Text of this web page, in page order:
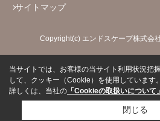
サイトマップ
Copyright(c) エンドスケープ株式会
当サイトでは、お客様の当サイト利用状況把
して、クッキー（Cookie）を使用しています。
詳しくは、当社の 「Cookieの取扱いについて」
閉じる